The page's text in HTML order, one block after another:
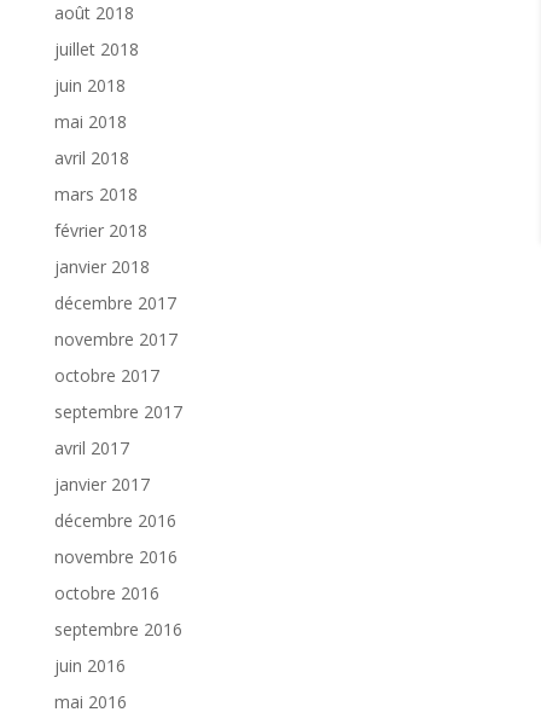
août 2018
juillet 2018
juin 2018
mai 2018
avril 2018
mars 2018
février 2018
janvier 2018
décembre 2017
novembre 2017
octobre 2017
septembre 2017
avril 2017
janvier 2017
décembre 2016
novembre 2016
octobre 2016
septembre 2016
juin 2016
mai 2016